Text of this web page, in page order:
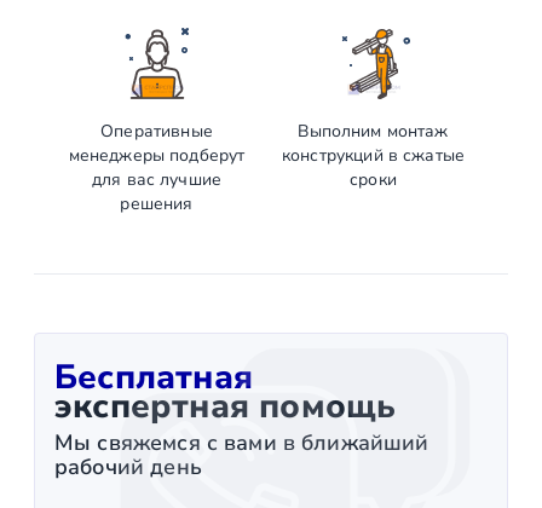
Оперативные
менеджеры подберут
для вас лучшие
решения
Выполним монтаж
конструкций в сжатые
сроки
Бесплатная
экспертная помощь
Мы свяжемся с вами в ближайший
рабочий день